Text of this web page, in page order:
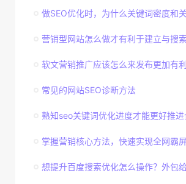
做SEO优化时，为什么关键词密度和
营销型网站怎么做才有利于建立与搜
软文营销推广应该怎么来发布更加有
常见的网站SEO诊断方法
熟知seo关键词优化进度才能更好推
掌握营销核心方法，快速实现全网霸
想提升百度搜索优化怎么操作？外包